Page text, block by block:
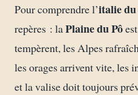
Pour comprendre l’italie
repères : laPlaine du Pô
tempèrent, les Alpes
les orages arrivent vite, les
et la valise doit toujours